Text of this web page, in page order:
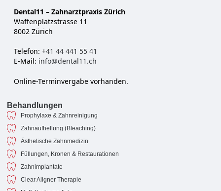
Dental11 – Zahnarztpraxis Zürich
Waffenplatzstrasse 11
8002 Zürich
Telefon: +41 44 441 55 41
E-Mail: info@dental11.ch
Online-Terminvergabe vorhanden.
Behandlungen
Prophylaxe & Zahnreinigung
Zahnaufhellung (Bleaching)
Ästhetische Zahnmedizin
Füllungen, Kronen & Restaurationen
Zahnimplantate
Clear Aligner Therapie